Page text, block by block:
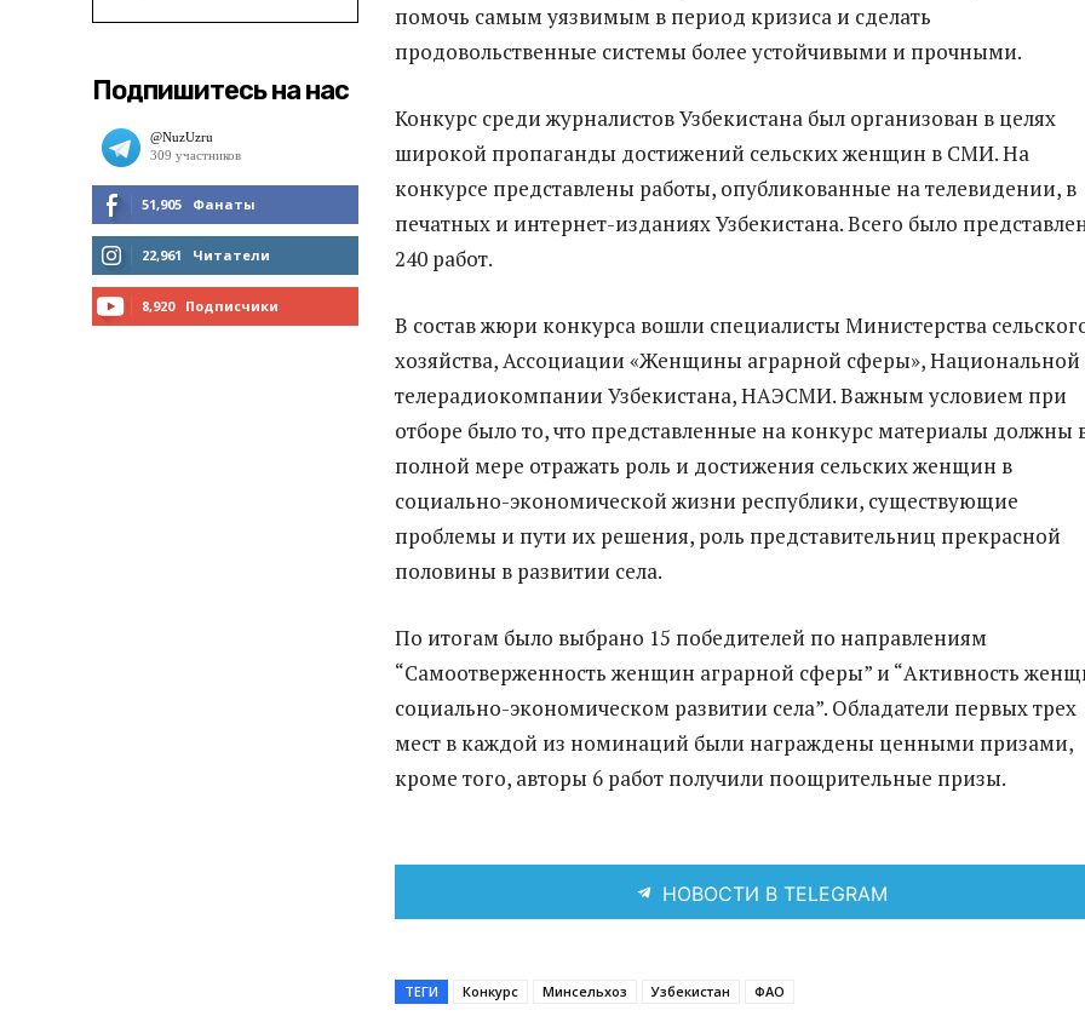
Подпишитесь на нас
51,905 Фанаты
МНЕ НРАВИТСЯ
22,961 Читатели
8,920 Подписчики
помочь самым уязвимым в период кризиса и сделать
продовольственные системы более устойчивыми и прочными.
Конкурс среди журналистов Узбекистана был организован в целях
широкой пропаганды достижений сельских женщин в СМИ. На
конкурсе представлены работы, опубликованные на телевидении, в
печатных и интернет-изданиях Узбекистана. Всего было
240 работ.
В состав жюри конкурса вошли специалисты Министерства
хозяйства, Ассоциации «Женщины аграрной сферы», Национальной
телерадиокомпании Узбекистана, НАЭСМИ. Важным условием при
отборе было то, что представленные на конкурс материалы должны
полной мере отражать роль и достижения сельских женщин в
социально-экономической жизни республики, существующие
проблемы и пути их решения, роль представительниц прекрасной
половины в развитии села.
По итогам было выбрано 15 победителей по направлениям
“Самоотверженность женщин аграрной сферы” и “Активность
социально-экономическом развитии села”. Обладатели первых трех
мест в каждой из номинаций были награждены ценными призами,
кроме того, авторы 6 работ получили поощрительные призы.
НОВОСТИ В TELEGRAM
ТЕГИ Конкурс Минсельхоз Узбекистан ФАО